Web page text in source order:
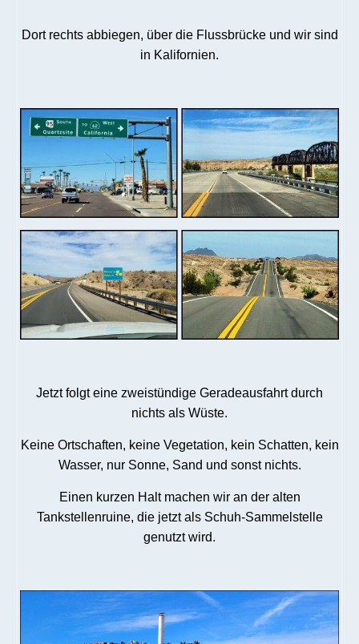
Dort rechts abbiegen, über die Flussbrücke und wir sind
in Kalifornien.
Jetzt folgt eine zweistündige Geradeausfahrt durch
nichts als Wüste.
Keine Ortschaften, keine Vegetation, kein Schatten, kein
Wasser, nur Sonne, Sand und sonst nichts.
Einen kurzen Halt machen wir an der alten
Tankstellenruine, die jetzt als Schuh-Sammelstelle
genutzt wird.